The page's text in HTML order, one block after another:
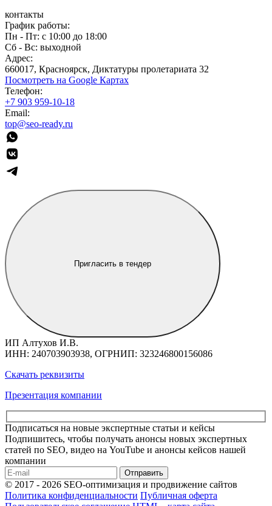
контакты
График работы:
Пн - Пт: с 10:00 до 18:00
Сб - Вс: выходной
Адрес:
660017, Красноярск, Диктатуры пролетариата 32
Посмотреть на Google Картах
Телефон:
+7 903 959-10-18
Email:
top@seo-ready.ru
Пригласить в тендер
ИП Алтухов И.В.
ИНН: 240703903938, ОГРНИП: 323246800156086
Скачать реквизиты
Презентация компании
Подписаться на новые экспертные статьи и кейсы
Подпишитесь, чтобы получать анонсы новых экспертных
статей по SEO, видео на YouTube и анонсы кейсов нашей
компании
Отправить
© 2017 - 2026 SEO-оптимизация и продвижение сайтов
Политика конфиденциальности Публичная оферта